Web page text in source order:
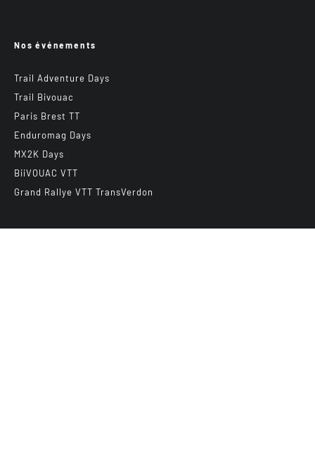
Nos événements
Trail Adventure Days
Trail Bivouac
Paris Brest TT
Enduromag Days
MX2K Days
BiiVOUAC VTT
Grand Rallye VTT TransVerdon